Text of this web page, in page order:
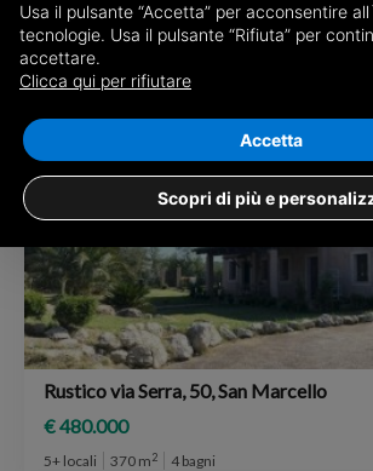
13 risultati per
Marcello
Rustico via Serra, 50, San Marcello
€ 480.000
5+ locali 370 m2 4 bagni
Usa il pulsante “Accetta” per acconsentire
tecnologie. Usa il pulsante “Rifiuta” per
accettare.
Clicca qui per rifiutare
Scopri di più e
Accetta